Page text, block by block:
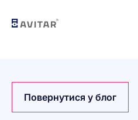
Повернутися у блог